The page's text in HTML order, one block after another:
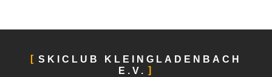
SKICLUB KLEINGLADENBACH
E.V.